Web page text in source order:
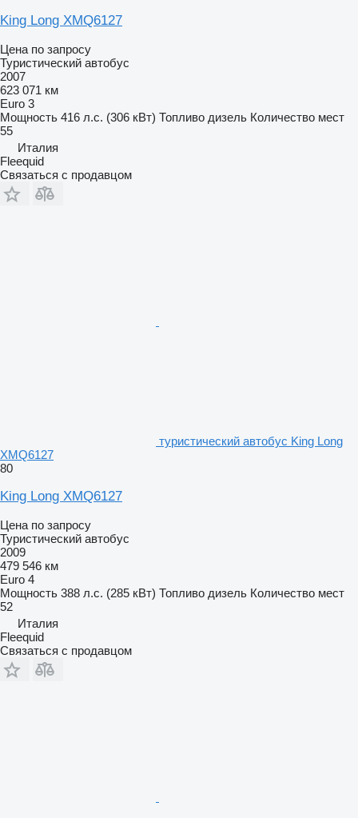
King Long XMQ6127
Цена по запросу
Туристический автобус
2007
623 071 км
Euro 3
Мощность 416 л.с. (306 кВт) Топливо дизель Количество мест
55
Италия
Fleequid
Связаться с продавцом
туристический автобус King Long
XMQ6127
80
King Long XMQ6127
Цена по запросу
Туристический автобус
2009
479 546 км
Euro 4
Мощность 388 л.с. (285 кВт) Топливо дизель Количество мест
52
Италия
Fleequid
Связаться с продавцом